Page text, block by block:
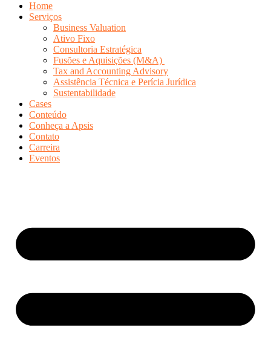
Home
Serviços
Business Valuation
Ativo Fixo
Consultoria Estratégica
Fusões e Aquisições (M&A)
Tax and Accounting Advisory
Assistência Técnica e Perícia Jurídica
Sustentabilidade
Cases
Conteúdo
Conheça a Apsis
Contato
Carreira
Eventos